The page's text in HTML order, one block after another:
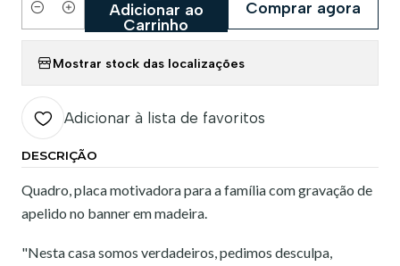
Quantidade
Adicionar ao
Carrinho
Comprar agora
Mostrar stock das localizações
Adicionar à lista de favoritos
DESCRIÇÃO
Quadro, placa motivadora para a família com gravação de
apelido no banner em madeira.
"Nesta casa somos verdadeiros, pedimos desculpa,